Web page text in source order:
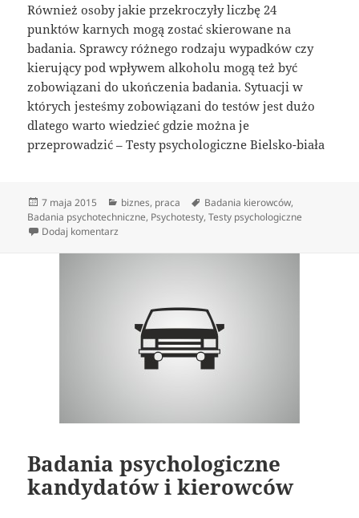
Również osoby jakie przekroczyły liczbę 24
punktów karnych mogą zostać skierowane na
badania. Sprawcy różnego rodzaju wypadków czy
kierujący pod wpływem alkoholu mogą też być
zobowiązani do ukończenia badania. Sytuacji w
których jesteśmy zobowiązani do testów jest dużo
dlatego warto wiedzieć gdzie można je
przeprowadzić – Testy psychologiczne Bielsko-biała
Data
publikacji
7 maja 2015 Kategorie
biznes, praca Tagi
Badania kierowców,
Badania psychotechniczne, Psychotesty,Testy psychologiczne
Dodaj komentarz
Badania psychologiczne
kandydatów i kierowców